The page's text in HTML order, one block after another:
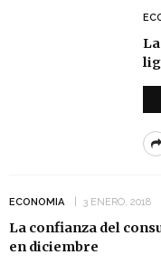
ECONOMIA 3 ENERO, 2018
La confianza del
en diciembre